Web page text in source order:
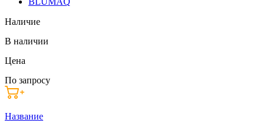
Наличие
В наличии
Цена
По запросу
Название